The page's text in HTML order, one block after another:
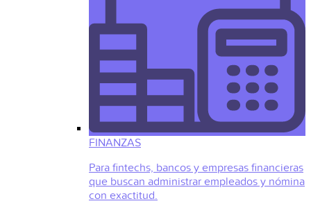
FINANZAS
Para fintechs, bancos y empresas financieras
que buscan administrar empleados y nómina
con exactitud.